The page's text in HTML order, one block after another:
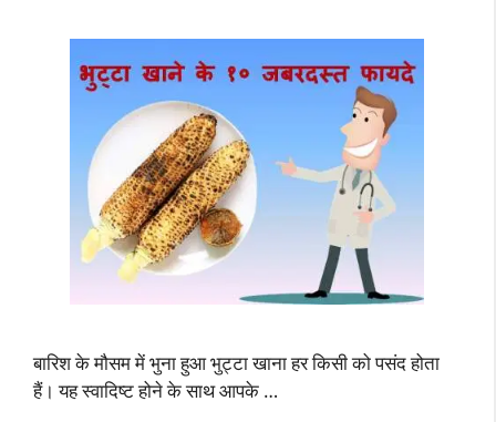
बारिश के मौसम में भुना हुआ भुट्टा खाना हर किसी को पसंद होता
हैं। यह स्वादिष्ट होने के साथ आपके …